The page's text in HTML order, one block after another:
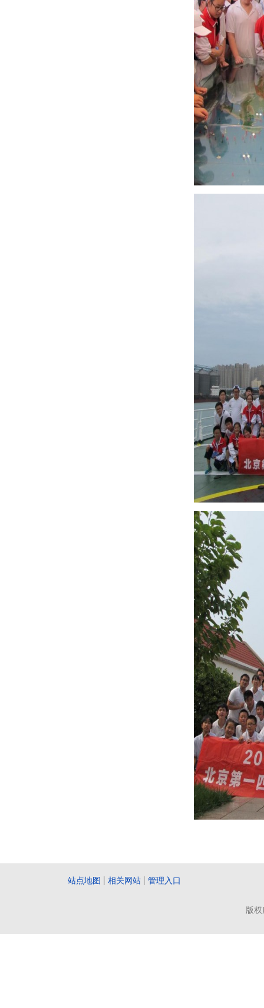
站点地图 相关网站 管理入口
版